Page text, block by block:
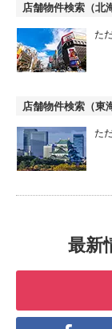
店舗物件検索（北
た
店舗物件検索（東
た
最新